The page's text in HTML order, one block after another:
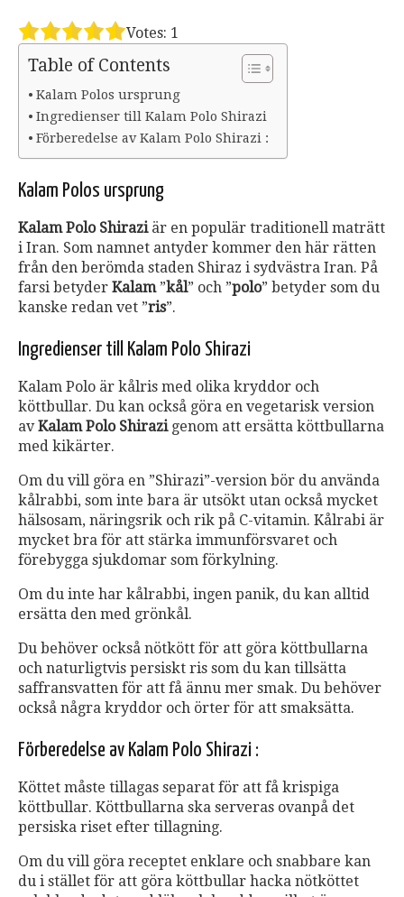
Votes: 1
Table of Contents
Kalam Polos ursprung
Ingredienser till Kalam Polo Shirazi
Förberedelse av Kalam Polo Shirazi :
Kalam Polos ursprung
Kalam Polo Shiraziär en populär traditionell maträtt
i Iran. Som namnet antyder kommer den här rätten
från den berömda staden Shiraz i sydvästra Iran. På
farsi betyder Kalam”kål” och ”polo” betyder som du
kanske redan vet ”ris”.
Ingredienser till Kalam Polo Shirazi
Kalam Polo är kålris med olika kryddor och
köttbullar. Du kan också göra en vegetarisk version
avKalam Polo Shirazigenom att ersätta köttbullarna
med kikärter.
Om du vill göra en ”Shirazi”-version bör du använda
kålrabbi, som inte bara är utsökt utan också mycket
hälsosam, näringsrik och rik på C-vitamin. Kålrabi är
mycket bra för att stärka immunförsvaret och
förebygga sjukdomar som förkylning.
Om du inte har kålrabbi, ingen panik, du kan alltid
ersätta den med grönkål.
Du behöver också nötkött för att göra köttbullarna
och naturligtvis persiskt ris som du kan tillsätta
saffransvatten för att få ännu mer smak. Du behöver
också några kryddor och örter för att smaksätta.
Förberedelse av Kalam Polo Shirazi :
Köttet måste tillagas separat för att få krispiga
köttbullar. Köttbullarna ska serveras ovanpå det
persiska riset efter tillagning.
Om du vill göra receptet enklare och snabbare kan
du i stället för att göra köttbullar hacka nötköttet